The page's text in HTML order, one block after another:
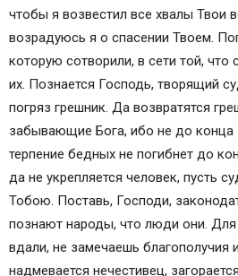
чтобы я возвестил все хвалы Твои
возрадуюсь я о спасении Твоем.
которую сотворили, в сети той, что
их. Познается Господь, творящий
погряз грешник. Да возвратятся
забывающие Бога, ибо не до конца
терпение бедных не погибнет до
да не укрепляется человек, пусть
Тобою. Поставь, Господи,
познают народы, что люди они. Для
вдали, не замечаешь благополучия
надмевается нечестивец,